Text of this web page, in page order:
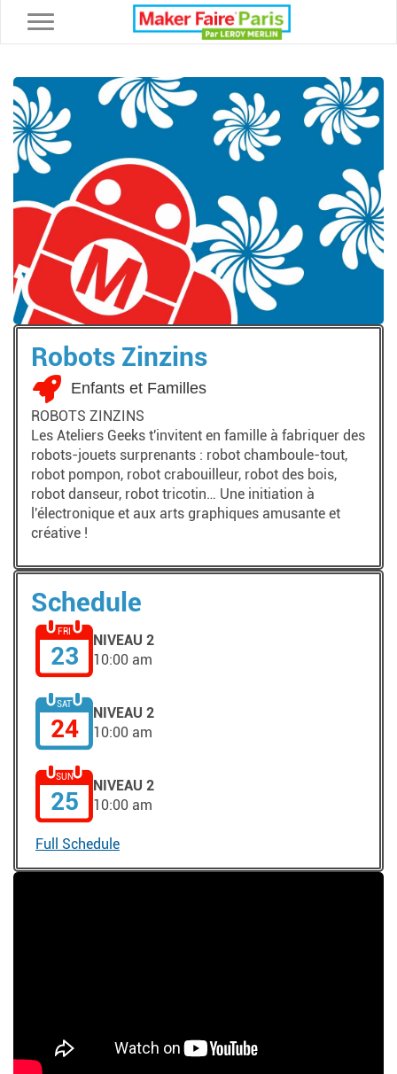
Toggle navigation
Robots Zinzins
Enfants et Familles
ROBOTS ZINZINS
Les Ateliers Geeks t'invitent en famille à fabriquer des
robots-jouets surprenants : robot chamboule-tout,
robot pompon, robot crabouilleur, robot des bois,
robot danseur, robot tricotin… Une initiation à
l'électronique et aux arts graphiques amusante et
créative !
Schedule
FRI
23
NIVEAU 2
10:00 am
SAT
24
NIVEAU 2
10:00 am
SUN
25
NIVEAU 2
10:00 am
Full Schedule